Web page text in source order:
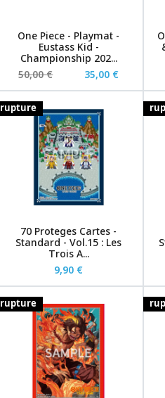
One Piece - Playmat -
Eustass Kid -
Championship 202...
50,00 €
35,00 €
rupture
70 Proteges Cartes -
Standard - Vol.15 : Les
Trois A...
9,90 €
rupture